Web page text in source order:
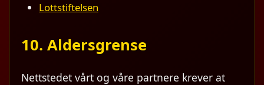
Lottstiftelsen
10. Aldersgrense
Nettstedet vårt og våre partnere krever at